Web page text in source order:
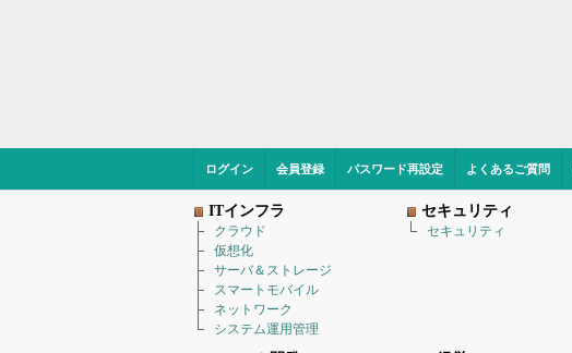
ログイン 会員登録 パスワード再設定 よくあるご質問
ITインフラ
クラウド
仮想化
サーバ＆ストレージ
スマートモバイル
ネットワーク
システム運用管理
セキュリティ
セキュリティ